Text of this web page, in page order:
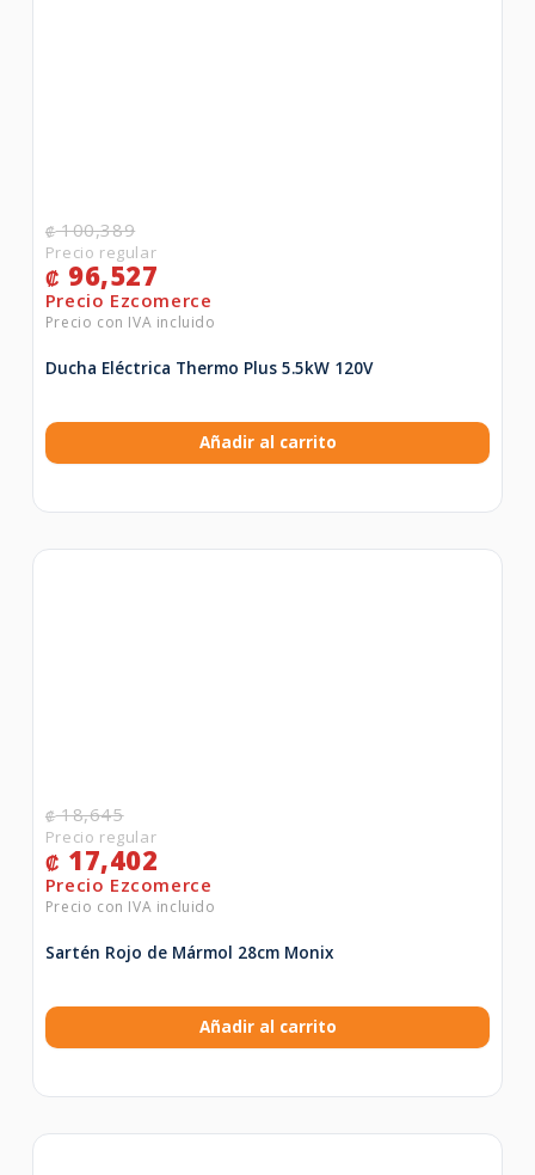
₡100,389
₡ 96,527
Ducha Eléctrica Thermo Plus 5.5kW 120V
Añadir al carrito
₡18,645
₡ 17,402
Sartén Rojo de Mármol 28cm Monix
Añadir al carrito